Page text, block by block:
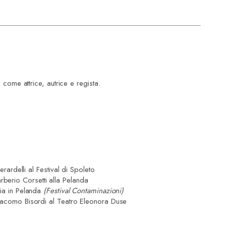
attrice, autrice e regista.
al Festival di Spoleto
Corsetti alla Pelanda
in Pelanda (Festival Contaminazioni)
Bisordi al Teatro Eleonora Duse